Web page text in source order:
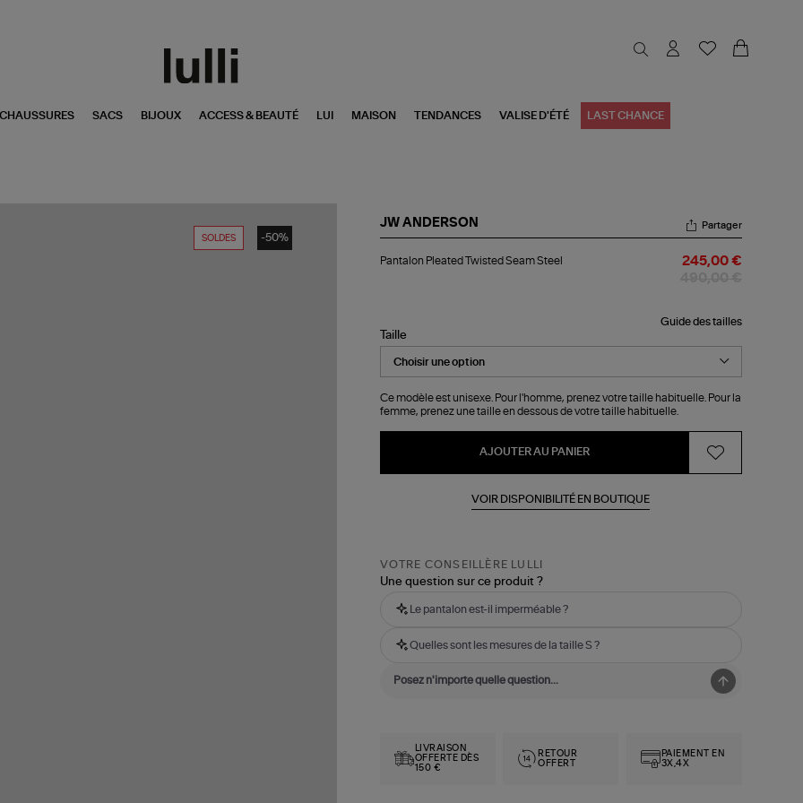
CHAUSSURES SACS BIJOUX ACCESS & BEAUTÉ LUI MAISON TENDANCES VALISE D'ÉTÉ LAST CHANCE
SOLDES -50%
JW ANDERSON
Pleated
Partager
Pantalon Pleated Twisted Seam Steel 245,00 €
Guide des tailles
Taille
Ce modèle est unisexe. Pour l'homme, prenez votre taille habituelle. Pour la
femme, prenez une taille en dessous de votre taille habituelle.
AJOUTER AU PANIER
VOIR DISPONIBILITÉ EN BOUTIQUE
VOTRE CONSEILLÈRE LULLI
Une question sur ce produit ?
Le pantalon est-il imperméable ?
Quelles sont les mesures de la taille S ?
LIVRAISON
OFFERTE DÈS
150 €
RETOUR
OFFERT
PAIEMENT EN
3X,4X